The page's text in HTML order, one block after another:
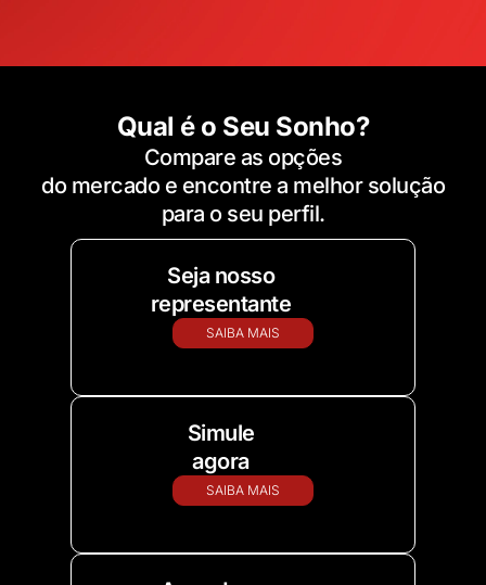
Qual é o Seu Sonho?
Compare as opções
do mercado e encontre a melhor solução
para o seu perfil.
Seja nosso
representante
SAIBA MAIS
Simule
agora
SAIBA MAIS